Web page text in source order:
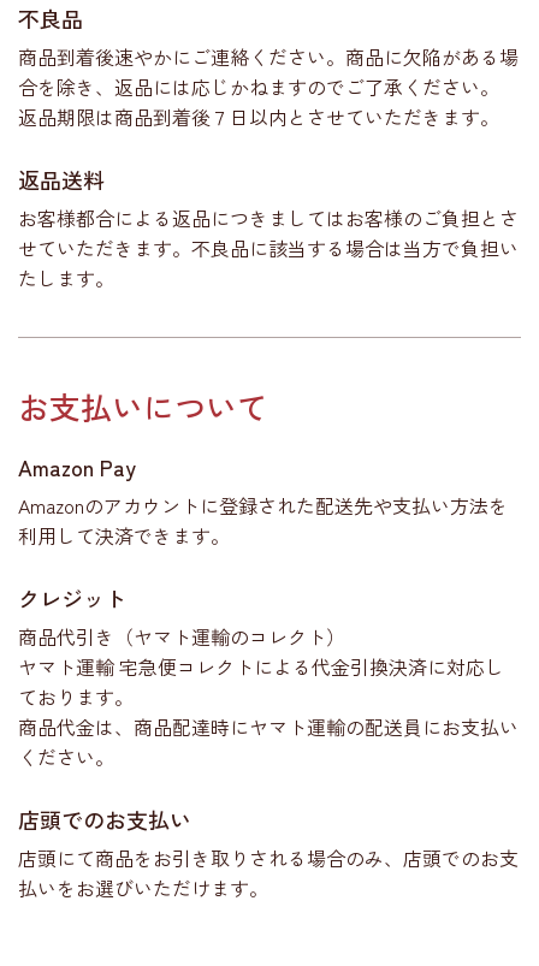
不良品
商品到着後速やかにご連絡ください。商品に欠陥がある場
合を除き、返品には応じかねますのでご了承ください。
返品期限は商品到着後７日以内とさせていただきます。
返品送料
お客様都合による返品につきましてはお客様のご負担とさ
せていただきます。不良品に該当する場合は当方で負担い
たします。
お支払いについて
Amazon Pay
Amazonのアカウントに登録された配送先や支払い方法を
利用して決済できます。
クレジット
商品代引き（ヤマト運輸のコレクト）
ヤマト運輸 宅急便コレクトによる代金引換決済に対応し
ております。
商品代金は、商品配達時にヤマト運輸の配送員にお支払い
ください。
店頭でのお支払い
店頭にて商品をお引き取りされる場合のみ、店頭でのお支
払いをお選びいただけます。